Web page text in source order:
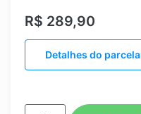
R$ 289,90
Detalhes do